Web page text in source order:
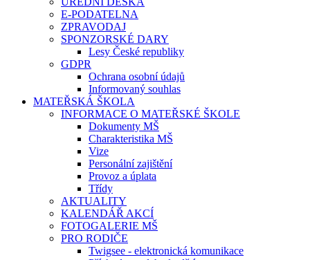
E-PODATELNA
ZPRAVODAJ
SPONZORSKÉ DARY
Lesy České republiky
GDPR
Ochrana osobní údajů
Informovaný souhlas
MATEŘSKÁ ŠKOLA
INFORMACE O MATEŘSKÉ ŠKOLE
Dokumenty MŠ
Charakteristika MŠ
Vize
Personální zajištění
Provoz a úplata
Třídy
AKTUALITY
KALENDÁŘ AKCÍ
FOTOGALERIE MŠ
PRO RODIČE
Twigsee - elektronická komunikace